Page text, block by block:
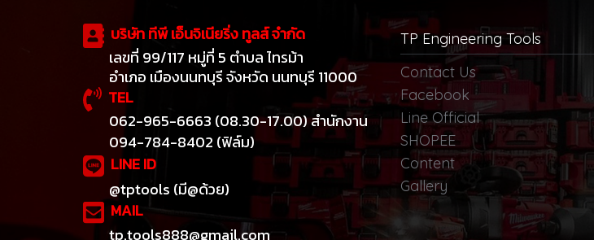
บริษัท ทีพี เอ็นจิเนียริ่ง ทูลส์ จำกัด
เลขที่ 99/117 หมู่ที่ 5 ตำบล ไทรม้า
อำเภอ เมืองนนทบุรี จังหวัด นนทบุรี 11000
TEL
062-965-6663 (08.30-17.00) สำนักงาน
094-784-8402 (ฟิล์ม)
LINE ID
@tptools (มี@ด้วย)
MAIL
tp.tools888@gmail.com
TP Engineering Tools
Contact Us
Facebook
Line Official
SHOPEE
Content
Gallery